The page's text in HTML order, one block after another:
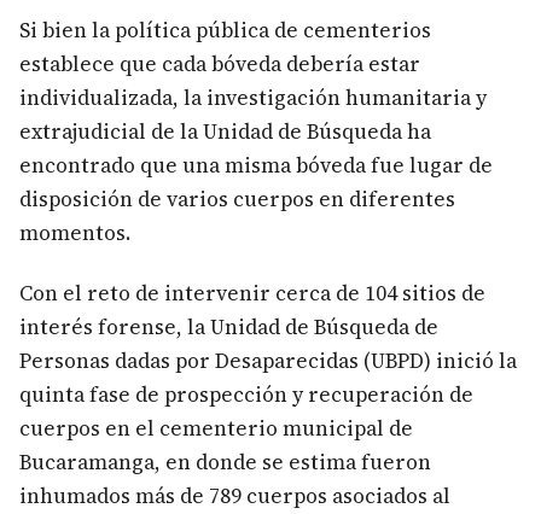
Si bien la política pública de cementerios
establece que cada bóveda debería estar
individualizada, la investigación humanitaria y
extrajudicial de la Unidad de Búsqueda ha
encontrado que una misma bóveda fue lugar de
disposición de varios cuerpos en diferentes
momentos.
Con el reto de intervenir cerca de 104 sitios de
interés forense, la Unidad de Búsqueda de
Personas dadas por Desaparecidas (UBPD) inició la
quinta fase de prospección y recuperación de
cuerpos en el cementerio municipal de
Bucaramanga, en donde se estima fueron
inhumados más de 789 cuerpos asociados al